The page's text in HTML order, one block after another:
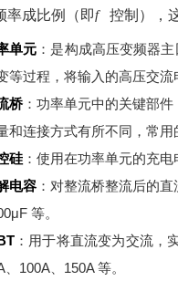
率成比例（即f 控制），
单元 ：是构成高压变频器
等过程，将输入的高压交流
桥：功率单元中的关键部
和连接方式有所不同，常用
硅：使用在功率单元的充电
电容：对整流桥整流后的
等。
：用于将直流变为交流，
、100A、150A 等。